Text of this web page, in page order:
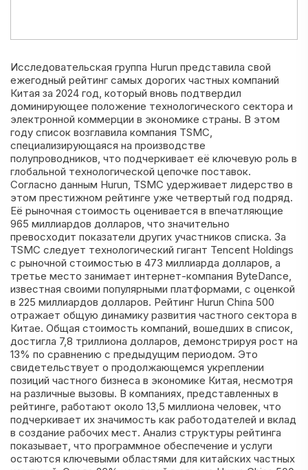
Исследовательская группа Hurun представила свой
ежегодный рейтинг самых дорогих частных компаний
Китая за 2024 год, который вновь подтвердил
доминирующее положение технологического сектора и
электронной коммерции в экономике страны. В этом
году список возглавила компания TSMC,
специализирующаяся на производстве
полупроводников, что подчеркивает её ключевую роль в
глобальной технологической цепочке поставок.
Согласно данным Hurun, TSMC удерживает лидерство в
этом престижном рейтинге уже четвертый год подряд.
Её рыночная стоимость оценивается в впечатляющие
965 миллиардов долларов, что значительно
превосходит показатели других участников списка. За
TSMC следует технологический гигант Tencent Holdings
с рыночной стоимостью в 473 миллиарда долларов, а
третье место занимает интернет-компания ByteDance,
известная своими популярными платформами, с оценкой
в 225 миллиардов долларов. Рейтинг Hurun China 500
отражает общую динамику развития частного сектора в
Китае. Общая стоимость компаний, вошедших в список,
достигла 7,8 триллиона долларов, демонстрируя рост на
13% по сравнению с предыдущим периодом. Это
свидетельствует о продолжающемся укреплении
позиций частного бизнеса в экономике Китая, несмотря
на различные вызовы. В компаниях, представленных в
рейтинге, работают около 13,5 миллиона человек, что
подчеркивает их значимость как работодателей и вклад
в создание рабочих мест. Анализ структуры рейтинга
показывает, что программное обеспечение и услуги
остаются ключевыми областями для китайских частных